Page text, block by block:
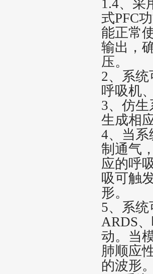
1.4、采
式PFC
能正常
输出，
压。
2、系
呼吸机
3、仿
生成相
4、当
制通气
应的呼
吸可触
形。
5、系
ARDS
动。当
肺顺应
的波形